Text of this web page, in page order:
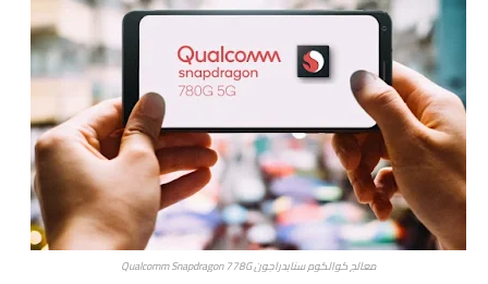
معالج كوالكوم سنابدراجون Qualcomm Snapdragon 778G